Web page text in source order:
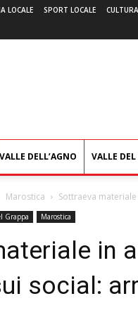
LOCALE SPORT LOCALE
VALLE DELL’AGNO VALLE
Marostica Sottraeva
Grappa Marostica
in
social: